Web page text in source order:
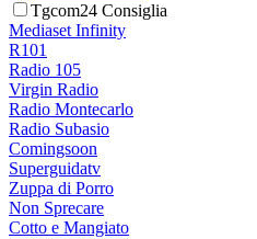
Tgcom24 Consiglia
Mediaset Infinity
R101
Radio 105
Virgin Radio
Radio Montecarlo
Radio Subasio
Comingsoon
Superguidatv
Zuppa di Porro
Non Sprecare
Cotto e Mangiato